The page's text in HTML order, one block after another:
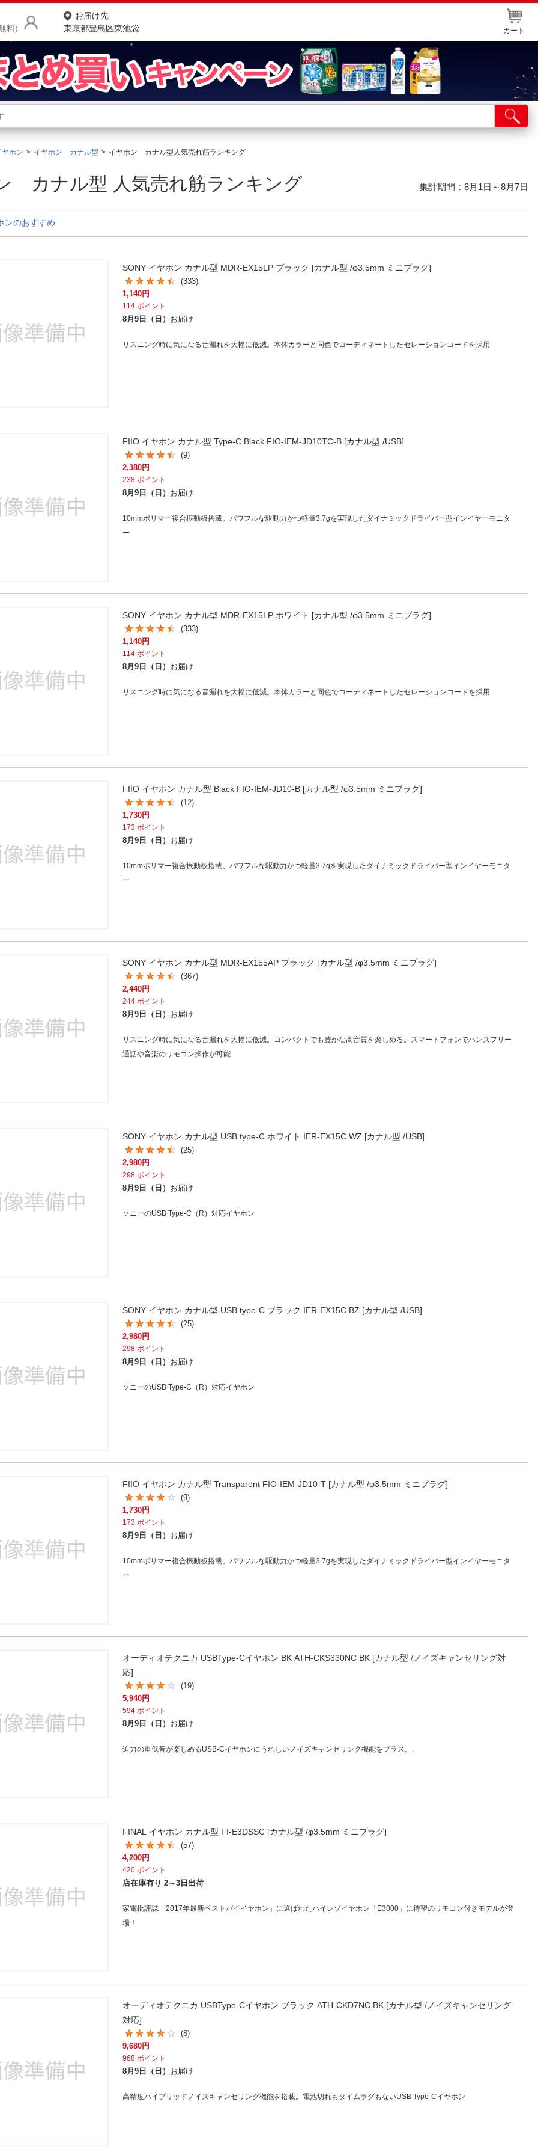
料)
お届け先
東京都豊島区東池袋
カート
商品をさがす
ランキングからさがす
カテゴリ一覧からさがす
お客様サポート
よくある質問・お問合せ
店舗サービス
ネット取り置き
店舗情報・店舗一覧
法人窓口
ホン イヤホン カナル型 イヤホン カナル型人気売れ筋ランキング
集計期間：8月1日～8月7日
カナル型 人気売れ筋ランキング
ンのおすすめ
SONY イヤホン カナル型 MDR-EX15LP ブラック [カナル型 /φ3.5mm ミニプラグ]
(333)
1,140円
114 ポイント
8月9日（日） お届け
リスニング時に気になる音漏れを大幅に低減。本体カラーと同色でコーディネートしたセレーションコードを採用
FIIO イヤホン カナル型 Type-C Black FIO-IEM-JD10TC-B [カナル型 /USB]
(9)
2,380円
238 ポイント
8月9日（日） お届け
10mmポリマー複合振動板搭載。パワフルな駆動力かつ軽量3.7gを実現したダイナミックドライバー型インイヤーモニタ
ー
SONY イヤホン カナル型 MDR-EX15LP ホワイト [カナル型 /φ3.5mm ミニプラグ]
(333)
1,140円
114 ポイント
8月9日（日） お届け
リスニング時に気になる音漏れを大幅に低減。本体カラーと同色でコーディネートしたセレーションコードを採用
FIIO イヤホン カナル型 Black FIO-IEM-JD10-B [カナル型 /φ3.5mm ミニプラグ]
(12)
1,730円
173 ポイント
8月9日（日） お届け
10mmポリマー複合振動板搭載。パワフルな駆動力かつ軽量3.7gを実現したダイナミックドライバー型インイヤーモニタ
ー
SONY イヤホン カナル型 MDR-EX155AP ブラック [カナル型 /φ3.5mm ミニプラグ]
(367)
2,440円
244 ポイント
8月9日（日） お届け
リスニング時に気になる音漏れを大幅に低減。コンパクトでも豊かな高音質を楽しめる。スマートフォンでハンズフリー
通話や音楽のリモコン操作が可能
SONY イヤホン カナル型 USB type-C ホワイト IER-EX15C WZ [カナル型 /USB]
(25)
2,980円
298 ポイント
8月9日（日） お届け
ソニーのUSB Type-C（R）対応イヤホン
SONY イヤホン カナル型 USB type-C ブラック IER-EX15C BZ [カナル型 /USB]
(25)
2,980円
298 ポイント
8月9日（日） お届け
ソニーのUSB Type-C（R）対応イヤホン
FIIO イヤホン カナル型 Transparent FIO-IEM-JD10-T [カナル型 /φ3.5mm ミニプラグ]
(9)
1,730円
173 ポイント
8月9日（日） お届け
10mmポリマー複合振動板搭載。パワフルな駆動力かつ軽量3.7gを実現したダイナミックドライバー型インイヤーモニタ
ー
オーディオテクニカ USBType-Cイヤホン BK ATH-CKS330NC BK [カナル型 /ノイズキャンセリング対
応]
(19)
5,940円
594 ポイント
8月9日（日） お届け
迫力の重低音が楽しめるUSB-Cイヤホンにうれしいノイズキャンセリング機能をプラス。。
FINAL イヤホン カナル型 FI-E3DSSC [カナル型 /φ3.5mm ミニプラグ]
(57)
4,200円
420 ポイント
店在庫有り 2～3日出荷
家電批評誌「2017年最新ベストバイイヤホン」に選ばれたハイレゾイヤホン「E3000」に待望のリモコン付きモデルが登
場！
オーディオテクニカ USBType-Cイヤホン ブラック ATH-CKD7NC BK [カナル型 /ノイズキャンセリング
対応]
(8)
9,680円
968 ポイント
8月9日（日） お届け
高精度ハイブリッドノイズキャンセリング機能を搭載。電池切れもタイムラグもないUSB Type-Cイヤホン